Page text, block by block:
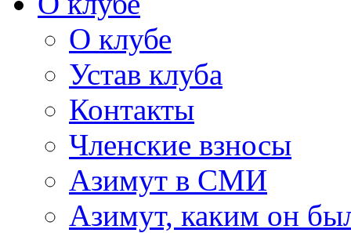
О клубе
Устав клуба
Контакты
Членские взносы
Азимут в СМИ
Азимут, каким он